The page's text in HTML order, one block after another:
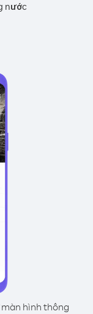
nước
hình thông